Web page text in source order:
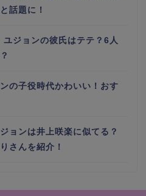
話題に！
ユジョンの彼氏はテテ？6人
の子役時代かわいい！おす
ョンは井上咲楽に似てる？
さんを紹介！